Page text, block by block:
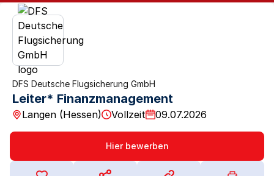
DFS Deutsche Flugsicherung GmbH
Leiter* Finanzmanagement
Langen (Hessen) Vollzeit 09.07.2026
Hier bewerben